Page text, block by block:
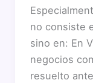
no consiste
sino en: En
negocios
resuelto